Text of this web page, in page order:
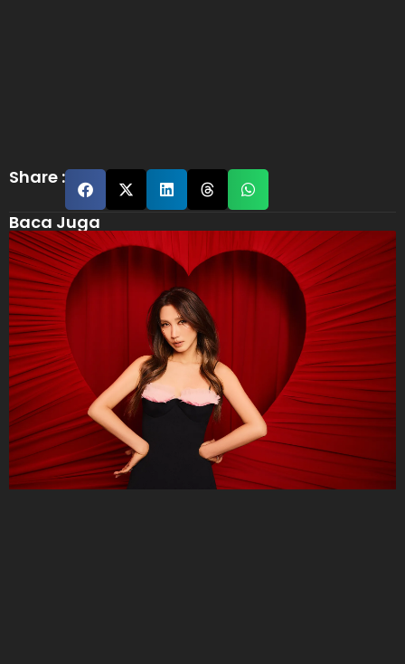
Share :
Baca Juga